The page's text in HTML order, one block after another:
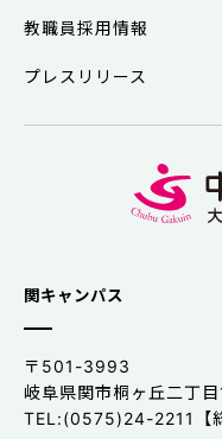
関キャンパス
〒501-3993
岐阜県関市桐ヶ丘二丁目
TEL:(0575)24-2211【
教職員採用情報
プレスリリース